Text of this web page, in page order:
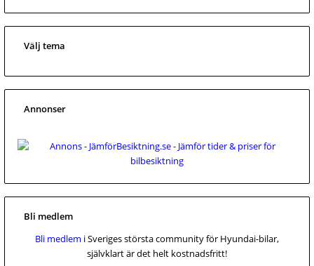
Välj tema
Annonser
Bli medlem
Bli medlem i Sveriges största community för Hyundai-bilar,
självklart är det helt kostnadsfritt!